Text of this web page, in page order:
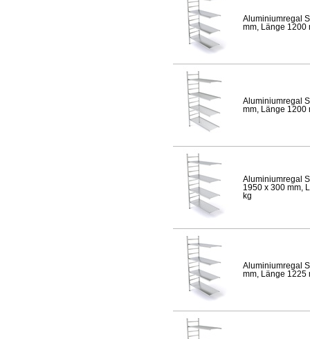
Aluminiumregal
mm, Länge 1200
Aluminiumregal
mm, Länge 1200
Aluminiumregal
1950 x 300 mm,
kg
Aluminiumregal
mm, Länge 1225